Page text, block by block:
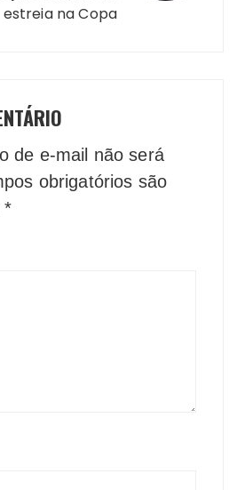
estreia na Copa
de e-mail não será
obrigatórios são
*